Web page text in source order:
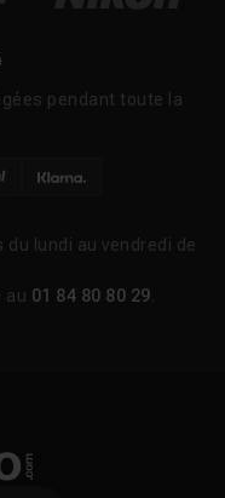
pendant toute la
lundi au vendredi de
au 01 84 80 80 29